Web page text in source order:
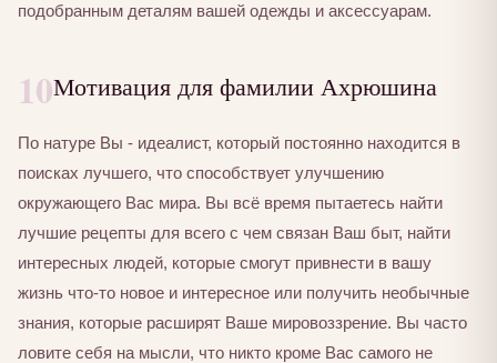
подобранным деталям вашей одежды и аксессуарам.
10Мотивация для фамилии Ахрюшина
По натуре Вы - идеалист, который постоянно находится в
поисках лучшего, что способствует улучшению
окружающего Вас мира. Вы всё время пытаетесь найти
лучшие рецепты для всего с чем связан Ваш быт, найти
интересных людей, которые смогут привнести в вашу
жизнь что-то новое и интересное или получить необычные
знания, которые расширят Ваше мировоззрение. Вы часто
ловите себя на мысли, что никто кроме Вас самого не